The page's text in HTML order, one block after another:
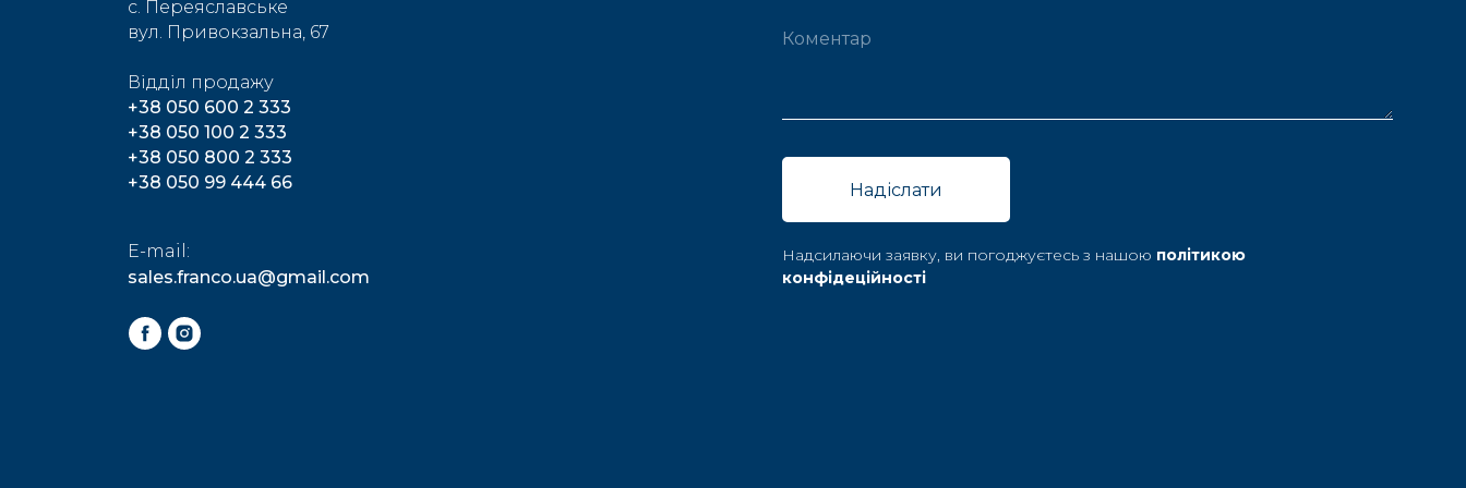
c. Переяславське
вул. Привокзальна, 67
Відділ продажу
+38 050 600 2 333
+38 050 100 2 333
+38 050 800 2 333
+38 050 99 444 66
E-mail:
sales.franco.ua@gmail.com
Надіслати
Надсилаючи заявку, ви погоджуєтесь з нашою політикою
конфідеційності